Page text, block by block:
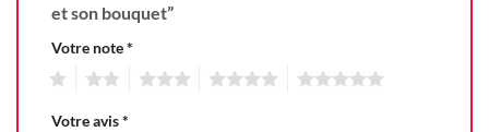
et son bouquet”
Votre note*
Votre avis*